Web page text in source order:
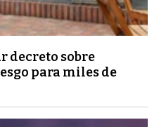
decreto sobre
para miles de